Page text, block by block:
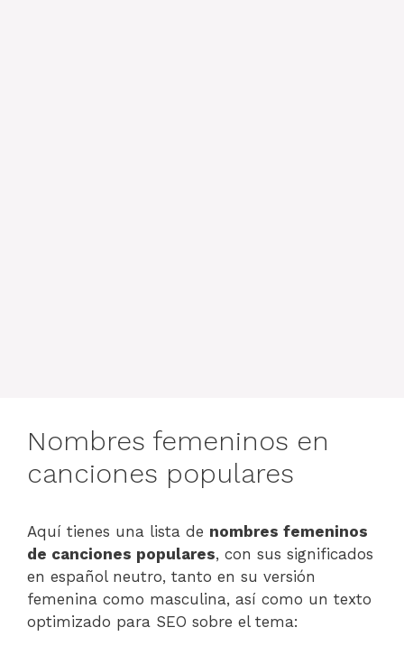
Nombres femeninos en
canciones populares
Aquí tienes una lista de nombres femeninos
de canciones populares, con sus significados
en español neutro, tanto en su versión
femenina como masculina, así como un texto
optimizado para SEO sobre el tema: